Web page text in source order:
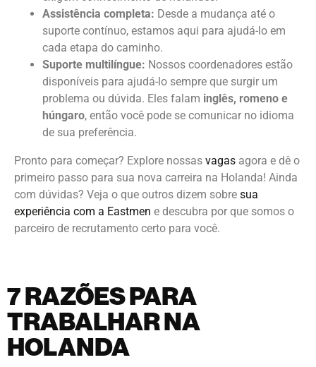
trabalhadores internacionais, nossas vagas não
exigem conhecimento de holandês.
Assistência completa:Desde a mudança até o
suporte contínuo, estamos aqui para ajudá-lo em
cada etapa do caminho.
Suporte multilíngue:Nossos coordenadores estão
disponíveis para ajudá-lo sempre que surgir um
problema ou dúvida. Eles falaminglês, romeno e
húngaro, então você pode se comunicar no idioma
de sua preferência.
Pronto para começar? Explore nossas vagasagora e dê o
primeiro passo para sua nova carreira na Holanda! Ainda
com dúvidas? Veja o que outros dizem sobresua
experiência com a Eastmene descubra por que somos o
7 RAZÕES PARA
TRABALHAR NA